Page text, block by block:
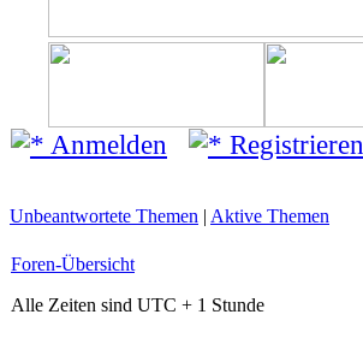
Anmelden Registrieren
Unbeantwortete Themen | Aktive Themen
Foren-Übersicht
Alle Zeiten sind UTC + 1 Stunde